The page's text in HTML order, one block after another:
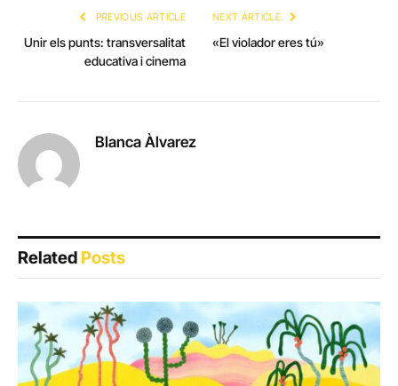
PREVIOUS ARTICLE
Unir els punts: transversalitat
educativa i cinema
NEXT ARTICLE
«El violador eres tú»
Blanca Àlvarez
RelatedPosts